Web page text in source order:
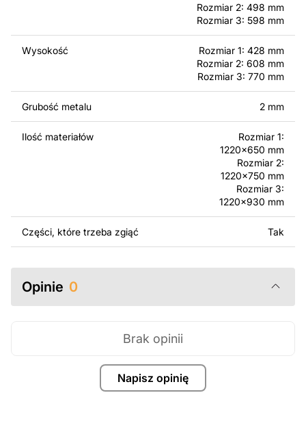
jednak pamiętać, że odsprzedaż lub udostępnianie
oryginalnych bądź zmodyfikowanych plików jest
surowo zabronione.
Za dodatkową opłatą możemy dostosować projekt
poprzez dodanie tekstu, obrazów lub logo Twojej firmy
potrzeb. Jeśli potrzebujesz indywidualnego projektu
Jeśli masz jakiekolwiek pytania lub potrzebujesz
pomocy, skontaktuj się z nami w dowolnym momencie –
Rozmiar 2: 498 mm
Rozmiar 3: 598 mm
Wysokość
Rozmiar 1: 428 mm
Rozmiar 2: 608 mm
Rozmiar 3: 770 mm
Grubość metalu 2 mm
Ilość materiałów
Rozmiar 1:
1220x650 mm
Rozmiar 2:
1220x750 mm
Rozmiar 3:
1220x930 mm
Części, które trzeba zgiąć Tak
Opinie 0
Napisz opinię
Brak opinii